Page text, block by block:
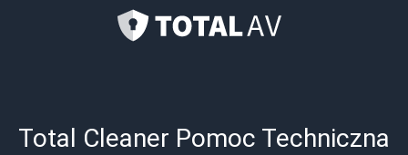
Total Cleaner Pomoc Techniczna